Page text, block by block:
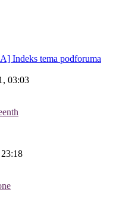
Indeks tema podforuma
03:03